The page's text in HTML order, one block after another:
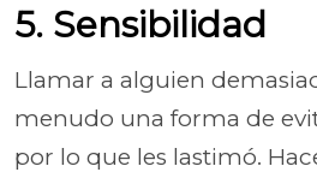
5. Sensibilidad
Llamar a alguien
menudo una forma de
por lo que les lastimó.